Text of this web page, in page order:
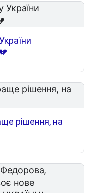
рішення, на